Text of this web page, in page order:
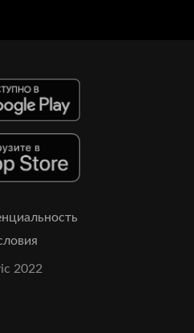
2022